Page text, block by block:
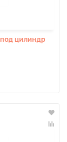
цилиндр